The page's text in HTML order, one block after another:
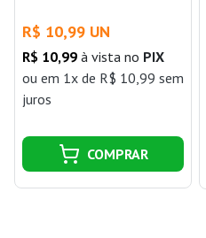
R$ 10,99 UN
R$ 10,99 à vista no PIX
ou em 1x de R$ 10,99 sem
juros
COMPRAR